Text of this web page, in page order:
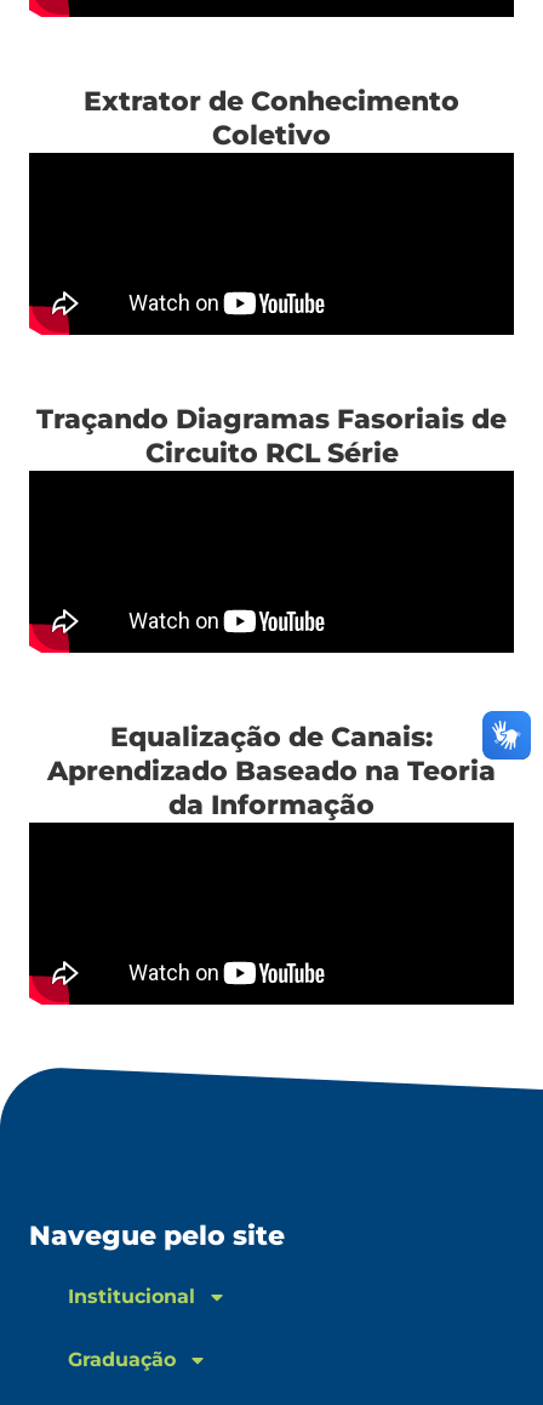
Extrator de Conhecimento
Coletivo
Traçando Diagramas Fasoriais de
Circuito RCL Série
Equalização de Canais:
Aprendizado Baseado na Teoria
da Informação
Navegue pelo site
Institucional
Graduação